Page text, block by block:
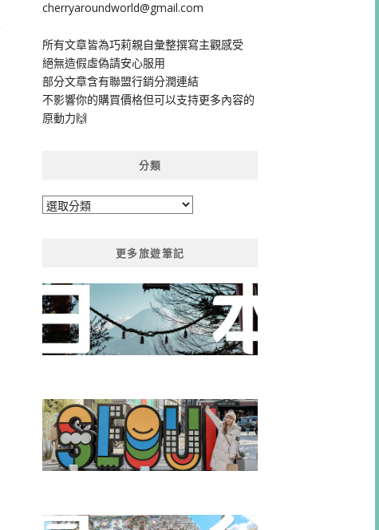
cherryaroundworld@gmail.com
所有文章皆為巧莉親自彙整撰寫主觀感受
絕無造假虛偽請安心服用
部分文章含有聯盟行銷分潤連結
不影響你的購買價格但可以支持更多內容的
原動力🙌
分類
分
更多旅遊筆記